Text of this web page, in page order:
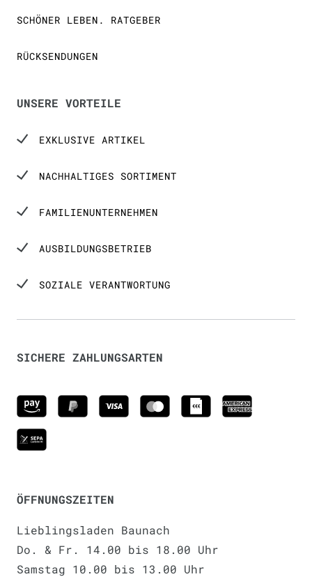
SCHÖNER LEBEN. RATGEBER
RÜCKSENDUNGEN
UNSERE VORTEILE
EXKLUSIVE ARTIKEL
NACHHALTIGES SORTIMENT
FAMILIENUNTERNEHMEN
AUSBILDUNGSBETRIEB
SOZIALE VERANTWORTUNG
SICHERE ZAHLUNGSARTEN
ÖFFNUNGSZEITEN
Lieblingsladen Baunach
Do. & Fr. 14.00 bis 18.00 Uhr
Samstag 10.00 bis 13.00 Uhr